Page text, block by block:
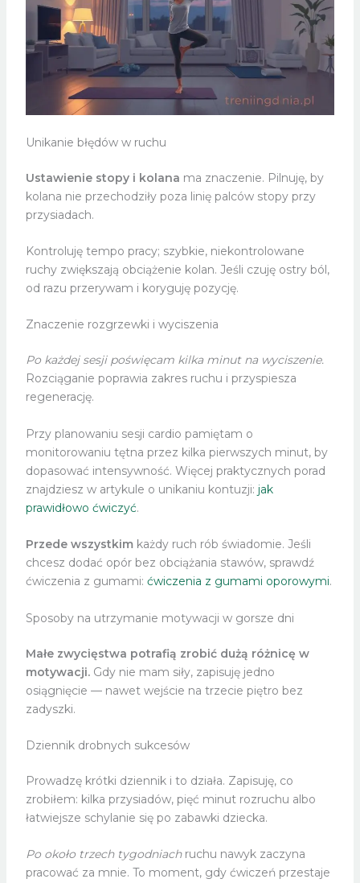
Unikanie błędów w ruchu
Ustawienie stopy i kolana ma znaczenie. Pilnuję, by
kolana nie przechodziły poza linię palców stopy przy
przysiadach.
Kontroluję tempo pracy; szybkie, niekontrolowane
ruchy zwiększają obciążenie kolan. Jeśli czuję ostry ból,
od razu przerywam i koryguję pozycję.
Znaczenie rozgrzewki i wyciszenia
Po każdej sesji poświęcam kilka minut na wyciszenie.
Rozciąganie poprawia zakres ruchu i przyspiesza
regenerację.
Przy planowaniu sesji cardio pamiętam o
monitorowaniu tętna przez kilka pierwszych minut, by
dopasować intensywność. Więcej praktycznych porad
znajdziesz w artykule o unikaniu kontuzji: jak
prawidłowo ćwiczyć.
Przede wszystkimkażdy ruch rób świadomie. Jeśli
chcesz dodać opór bez obciążania stawów, sprawdź
ćwiczenia z gumami: ćwiczenia z gumami oporowymi.
Sposoby na utrzymanie motywacji w gorsze dni
Małe zwycięstwa potrafią zrobić dużą różnicę w
motywacji.Gdy nie mam siły, zapisuję jedno
osiągnięcie — nawet wejście na trzecie piętro bez
zadyszki.
Dziennik drobnych sukcesów
Prowadzę krótki dziennik i to działa. Zapisuję, co
zrobiłem: kilka przysiadów, pięć minut rozruchu albo
łatwiejsze schylanie się po zabawki dziecka.
Po około trzech tygodniachruchu nawyk zaczyna
pracować za mnie. To moment, gdy ćwiczeń przestaje